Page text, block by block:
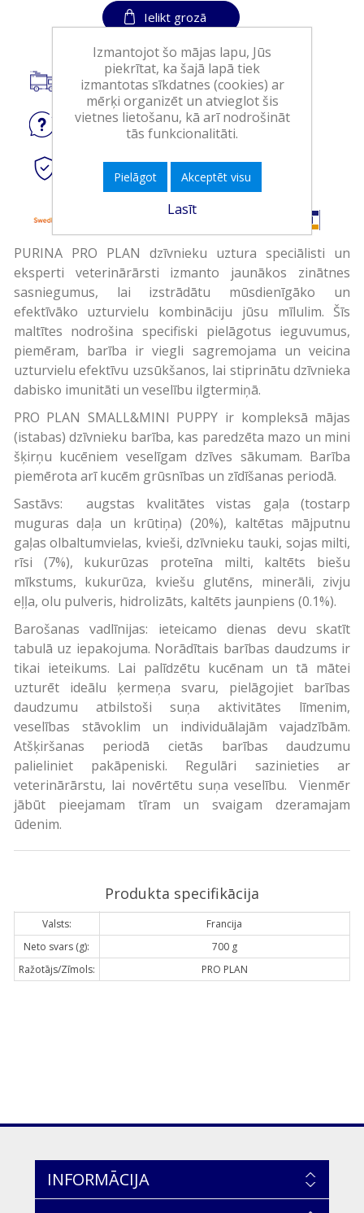
Ielikt grozā
Piegāde visā Latvijā.
Jautājietpar produktu
PURINA PRO PLAN dzīvnieku uztura speciālisti un
eksperti veterinārārsti izmanto jaunākos zinātnes
sasniegumus, lai izstrādātu mūsdienīgāko un
efektīvāko uzturvielu kombināciju jūsu mīlulim. Šīs
maltītes nodrošina specifiski pielāgotus ieguvumus,
piemēram, barība ir viegli sagremojama un veicina
uzturvielu efektīvu uzsūkšanos, lai stiprinātu dzīvnieka
dabisko imunitāti un veselību ilgtermiņā.
PRO PLAN SMALL&MINI PUPPY ir kompleksā mājas
(istabas) dzīvnieku barība, kas paredzēta mazo un mini
šķirņu kucēniem veselīgam dzīves sākumam. Barība
piemērota arī kucēm grūsnības un zīdīšanas periodā.
Sastāvs: augstas kvalitātes vistas gaļa (tostarp
muguras daļa un krūtiņa) (20%), kaltētas mājputnu
gaļas olbaltumvielas, kvieši, dzīvnieku tauki, sojas milti,
rīsi (7%), kukurūzas proteīna milti, kaltēts biešu
mīkstums, kukurūza, kviešu glutēns, minerāli, zivju
eļļa, olu pulveris, hidrolizāts, kaltēts jaunpiens (0.1%).
Barošanas vadlīnijas: ieteicamo dienas devu skatīt
tabulā uz iepakojuma. Norādītais barības daudzums ir
tikai ieteikums. Lai palīdzētu kucēnam un tā mātei
uzturēt ideālu ķermeņa svaru, pielāgojiet barības
daudzumu atbilstoši suņa aktivitātes līmenim,
veselības stāvoklim un individuālajām vajadzībām.
Atšķiršanas periodā cietās barības daudzumu
palieliniet pakāpeniski. Regulāri sazinieties ar
veterinārārstu, lai novērtētu suņa veselību. Vienmēr
jābūt pieejamam tīram un svaigam dzeramajam
ūdenim.
Produkta specifikācija
Valsts:
Francija
Neto svars (g):
700 g
Ražotājs/Zīmols:
PRO PLAN
INFORMĀCIJA
Izmantojot šo mājas lapu, Jūs
piekrītat, ka šajā lapā tiek
izmantotas sīkdatnes (cookies) ar
mērķi organizēt un atvieglot šis
vietnes lietošanu, kā arī nodrošināt
tās funkcionalitāti.
Pielāgot Akceptēt visu
Lasīt